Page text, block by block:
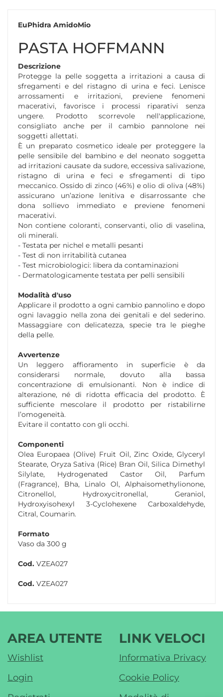
EuPhidra AmidoMio
PASTA HOFFMANN
Descrizione
Protegge la pelle soggetta a irritazioni a causa di
sfregamenti e del ristagno di urina e feci. Lenisce
arrossamenti e irritazioni, previene fenomeni
macerativi, favorisce i processi riparativi senza
ungere. Prodotto scorrevole nell'applicazione,
consigliato anche per il cambio pannolone nei
soggetti allettati.
È un preparato cosmetico ideale per proteggere la
pelle sensibile del bambino e del neonato soggetta
ad irritazioni causate da sudore, eccessiva salivazione,
ristagno di urina e feci e sfregamenti di tipo
meccanico. Ossido di zinco (46%) e olio di oliva (48%)
assicurano un’azione lenitiva e disarrossante che
dona sollievo immediato e previene fenomeni
macerativi.
Non contiene coloranti, conservanti, olio di vaselina,
oli minerali.
- Testata per nichel e metalli pesanti
- Test di non irritabilità cutanea
- Test microbiologici: libera da contaminazioni
- Dermatologicamente testata per pelli sensibili
Modalità d'uso
Applicare il prodotto a ogni cambio pannolino e dopo
ogni lavaggio nella zona dei genitali e del sederino.
Massaggiare con delicatezza, specie tra le pieghe
della pelle.
Avvertenze
Un leggero affioramento in superficie è da
considerarsi normale, dovuto alla bassa
concentrazione di emulsionanti. Non è indice di
alterazione, né di ridotta efficacia del prodotto. È
sufficiente mescolare il prodotto per ristabilirne
l’omogeneità.
Evitare il contatto con gli occhi.
Componenti
Olea Europaea (Olive) Fruit Oil, Zinc Oxide, Glyceryl
Stearate, Oryza Sativa (Rice) Bran Oil, Silica Dimethyl
Silylate, Hydrogenated Castor Oil, Parfum
(Fragrance), Bha, Linalo Ol, Alphaisomethylionone,
Citronellol, Hydroxycitronellal, Geraniol,
Hydroxyisohexyl 3-Cyclohexene Carboxaldehyde,
Citral, Coumarin.
Formato
Vaso da 300 g
Cod. VZEA027
Cod. VZEA027
AREA UTENTE
Wishlist
Login
LINK VELOCI
Informativa Privacy
Cookie Policy